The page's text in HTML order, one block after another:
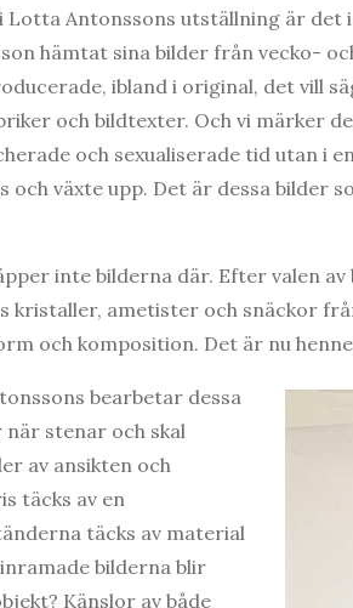
Lotta Antonssons utställning är
hämtat sina bilder från vecko-
ibland i original, det vill
och bildtexter. Och vi märker
och sexualiserade tid utan i
och växte upp. Det är dessa bilder
inte bilderna där. Efter valen
kristaller, ametister och snäckor
och komposition. Det är nu
bearbetar dessa
när stenar och skal
av ansikten och
täcks av en
täcks av material
bilderna blir
Känslor av både